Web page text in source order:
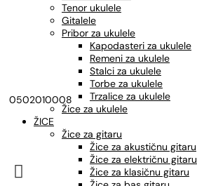
Tenor ukulele
Gitalele
Pribor za ukulele
Kapodasteri za ukulele
Remeni za ukulele
Stalci za ukulele
Torbe za ukulele
Trzalice za ukulele
Žice za ukulele
ŽICE
Žice za gitaru
Žice za akustičnu gitaru
Žice za električnu gitaru
Žice za klasičnu gitaru
0502010008
